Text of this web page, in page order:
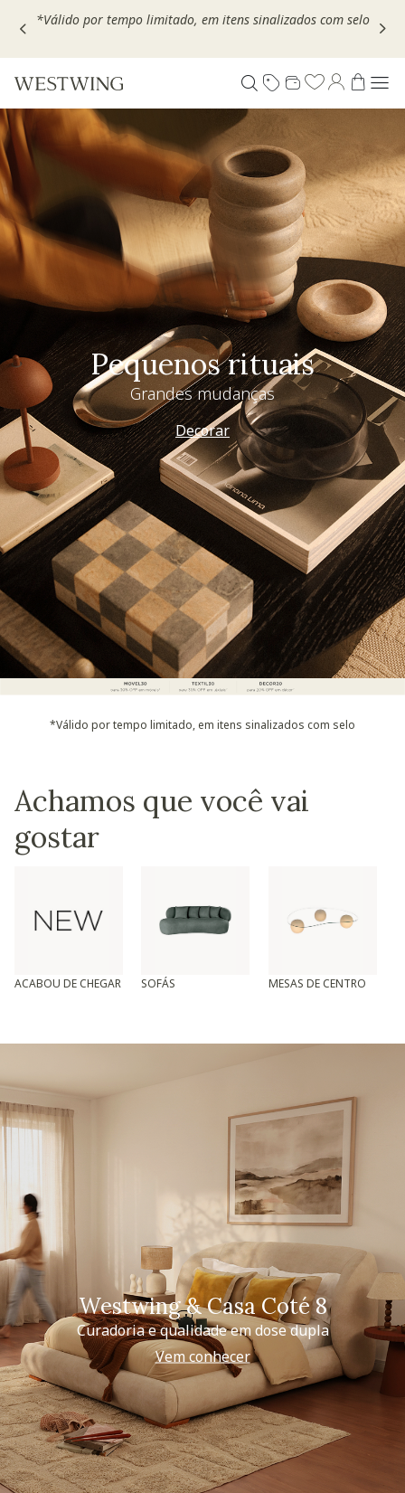
Escolha seu VOUCHER e ganhe até 30% OFF*: useMOVEL30,
Pequenos rituais
Grandes mudanças
Decorar
*Válido por tempo limitado, em itens sinalizados com selo
Achamos que você vai
gostar
ACABOU DE CHEGAR SOFÁS MESAS DE CENTRO
Westwing & Casa Coté 8
Curadoria e qualidade em dose dupla
Vem conhecer